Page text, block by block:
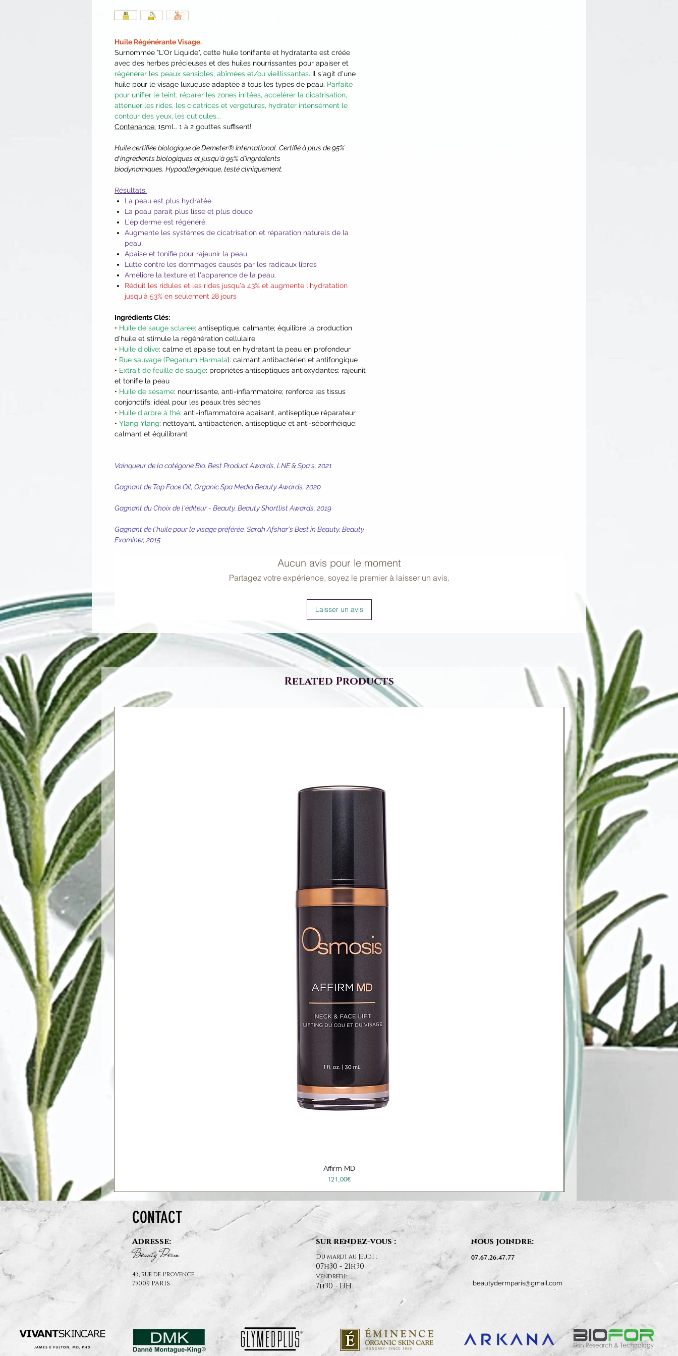
Huile Régénérante Visage.
Surnommée "L'Or Liquide", cette huile tonifiante et hydratante est créée
avec des herbes précieuses et des huiles nourrissantes pour apaiser et
régénérer les peaux sensibles, abîmées et/ou vieillissantes. Il s'agit d'une
huile pour le visage luxueuse adaptée à tous les types de peau. Parfaite
pour unifier le teint, réparer les zones irritées, accelérer la cicatrisation,
atténuer les rides, les cicatrices et vergetures, hydrater intensément le
contour des yeux, les cuticules...
Contenance: 15mL. 1 à 2 gouttes suffisent!
Huile certifiée biologique de Demeter® International. Certifié à plus de 95%
d'ingrédients biologiques et jusqu'à 95% d'ingrédients
biodynamiques. Hypoallergénique, testé cliniquement.
Résultats:
La peau est plus hydratée
La peau paraît plus lisse et plus douce
L'épiderme est régénéré,
Augmente les systèmes de cicatrisation et réparation naturels de la
peau,
Apaise et tonifie pour rajeunir la peau
Lutte contre les dommages causés par les radicaux libres
Améliore la texture et l'apparence de la peau.
Réduit les ridules et les rides jusqu'à 43% et augmente l'hydratation
jusqu'à 53% en seulement 28 jours
Ingrédients Clés:
• Huile de sauge sclarée: antiseptique, calmante; équilibre la production
d'huile et stimule la régénération cellulaire
• Huile d'olive: calme et apaise tout en hydratant la peau en profondeur
• Rue sauvage (Peganum Harmala): calmant antibactérien et antifongique
• Extrait de feuille de sauge: propriétés antiseptiques antioxydantes; rajeunit
et tonifie la peau
• Huile de sésame: nourrissante, anti-inflammatoire; renforce les tissus
conjonctifs; idéal pour les peaux très sèches
• Huile d'arbre à thé: anti-inflammatoire apaisant, antiseptique réparateur
• Ylang Ylang: nettoyant, antibactérien, antiseptique et anti-séborrhéique;
calmant et équilibrant
Vainqueur de la catégorie Bio, Best Product Awards, LNE & Spa's, 2021
Gagnant de Top Face Oil, Organic Spa Media Beauty Awards, 2020
Gagnant du Choix de l'éditeur - Beauty, Beauty Shortlist Awards, 2019
Gagnant de l'huile pour le visage préférée, Sarah Afshar's Best in Beauty, Beauty
Examiner, 2015
Aucun avis pour le moment
Partagez votre expérience, soyez le premier à laisser un avis.
Laisser un avis
Related Products
Quick View
Affirm MD
Price
121,00€
CONTACT
Adresse:
Beauty Derm
43, rue de Provence
75009 PARIS
sur rendez-vous :
Du mardi au Jeudi :
07h30 - 21h30
Vendredi:
7h30 - 13H
nous joindre:
07.67.26.47.77
beautydermparis@gmail.com